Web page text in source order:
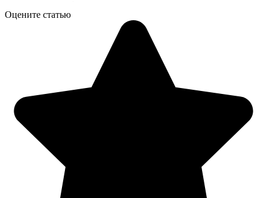
Оцените статью